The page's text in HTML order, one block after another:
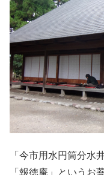
「今市用水円筒分水
「報徳庵」というお